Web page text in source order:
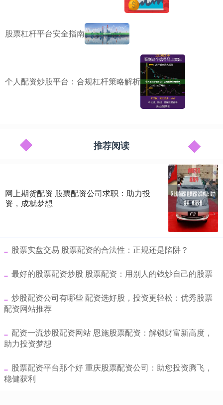
股票杠杆平台安全指南
个人配资炒股平台：合规杠杆策略解析
推荐阅读
网上期货配资 股票配资公司求职：助力投
资，成就梦想
​股票实盘交易 股票配资的合法性：正规还是陷阱？
​最好的股票配资炒股 股票配资：用别人的钱炒自己的股票
​炒股配资公司有哪些 配资选好股，投资更轻松：优秀股票
配资网站推荐
​配资一流炒股配资网站 恩施股票配资：解锁财富新高度，
助力投资梦想
​股票配资平台那个好 重庆股票配资公司：助您投资腾飞，
稳健获利